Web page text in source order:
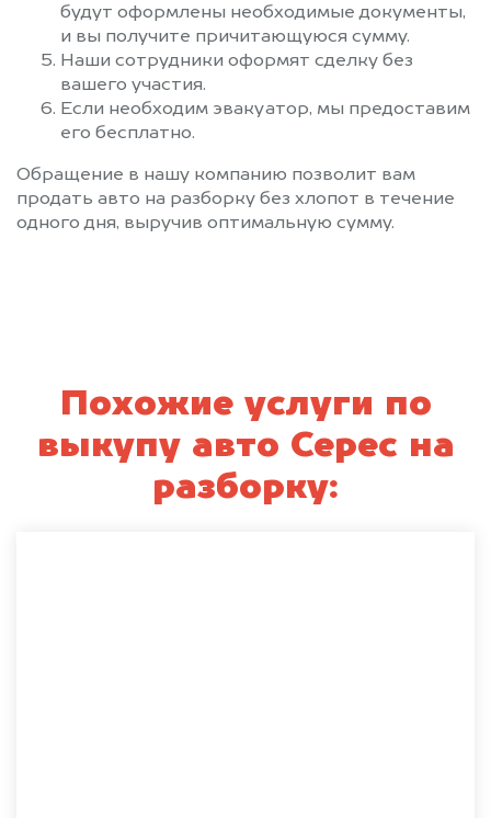
будут оформлены необходимые документы,
и вы получите причитающуюся сумму.
Наши сотрудники оформят сделку без
вашего участия.
Если необходим эвакуатор, мы предоставим
его бесплатно.
Обращение в нашу компанию позволит вам
продать авто на разборку без хлопот в течение
одного дня, выручив оптимальную сумму.
Похожие услуги по
выкупу авто Серес на
разборку: